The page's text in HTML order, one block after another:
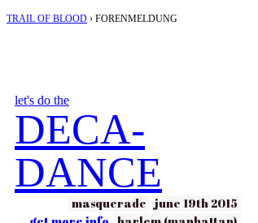
TRAIL OF BLOOD › FORENMELDUNG
let's do the
DECA-
DANCE
june 19th 2015
masquerade